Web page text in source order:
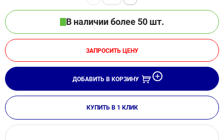
В наличии более 50 шт.
ЗАПРОСИТЬ ЦЕНУ
ДОБАВИТЬ В КОРЗИНУ
КУПИТЬ В 1 КЛИК